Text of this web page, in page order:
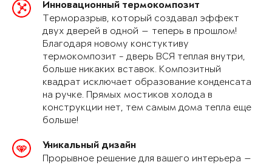
Инновационный термокомпозит
Терморазрыв, который создавал эффект
двух дверей в одной — теперь в прошлом!
Благодаря новому констуктиву
термокомпозит - дверь ВСЯ теплая внутри,
больше никаких вставок. Композитный
квадрат исключает образование конденсата
на ручке. Прямых мостиков холода в
конструкции нет, тем самым дома тепла еще
больше!
Уникальный дизайн
Прорывное решение для вашего интерьера —